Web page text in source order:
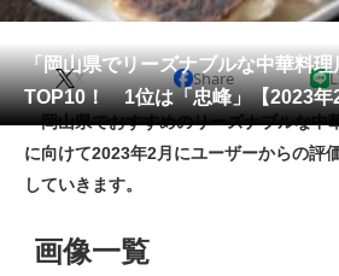
動物 リサーチ
会員記事
メディア
注目記事を集めた総合ページ
スマホと通信の最新トレンド
「岡山県でリーズナブルな中華料
TOP10！ 1位は「忠峰」【2023年
X Share
岡山県でおすすめのリーズナブルな中
に向けて2023年2月にユーザーからの評
していきます。
画像一覧